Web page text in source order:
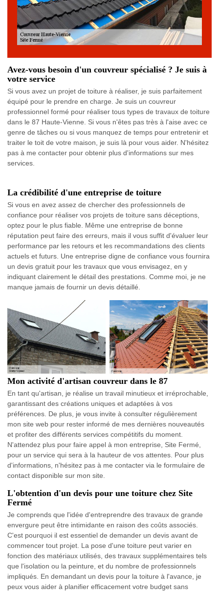
Avez-vous besoin d'un couvreur spécialisé ? Je suis à
votre service
Si vous avez un projet de toiture à réaliser, je suis parfaitement
équipé pour le prendre en charge. Je suis un couvreur
professionnel formé pour réaliser tous types de travaux de toiture
dans le 87 Haute-Vienne. Si vous n'êtes pas très à l'aise avec ce
genre de tâches ou si vous manquez de temps pour entretenir et
traiter le toit de votre maison, je suis là pour vous aider. N'hésitez
pas à me contacter pour obtenir plus d'informations sur mes
services.
La crédibilité d'une entreprise de toiture
Si vous en avez assez de chercher des professionnels de
confiance pour réaliser vos projets de toiture sans déceptions,
optez pour le plus fiable. Même une entreprise de bonne
réputation peut faire des erreurs, mais il vous suffit d'évaluer leur
performance par les retours et les recommandations des clients
actuels et futurs. Une entreprise digne de confiance vous fournira
un devis gratuit pour les travaux que vous envisagez, en y
indiquant clairement le détail des prestations. Comme moi, je ne
manque jamais de fournir un devis détaillé.
Mon activité d'artisan couvreur dans le 87
En tant qu'artisan, je réalise un travail minutieux et irréprochable,
garantissant des créations uniques et adaptées à vos
préférences. De plus, je vous invite à consulter régulièrement
mon site web pour rester informé de mes dernières nouveautés
et profiter des différents services compétitifs du moment.
N'attendez plus pour faire appel à mon entreprise, Site Fermé,
pour un service qui sera à la hauteur de vos attentes. Pour plus
d'informations, n'hésitez pas à me contacter via le formulaire de
contact disponible sur mon site.
L'obtention d'un devis pour une toiture chez Site
Fermé
Je comprends que l'idée d'entreprendre des travaux de grande
envergure peut être intimidante en raison des coûts associés.
C'est pourquoi il est essentiel de demander un devis avant de
commencer tout projet. La pose d'une toiture peut varier en
fonction des matériaux utilisés, des travaux supplémentaires tels
que l'isolation ou la peinture, et du nombre de professionnels
impliqués. En demandant un devis pour la toiture à l'avance, je
peux vous aider à planifier efficacement votre budget sans